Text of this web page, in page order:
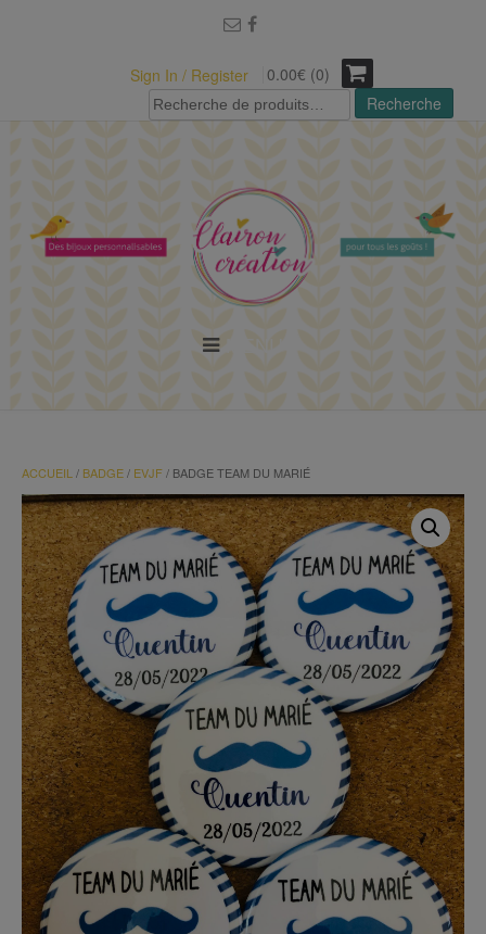
Sign In / Register
0.00€ (0)
Recherche
pour :
Recherche
ACCUEIL / BADGE/ EVJF/ BADGE TEAM DU MARIÉ